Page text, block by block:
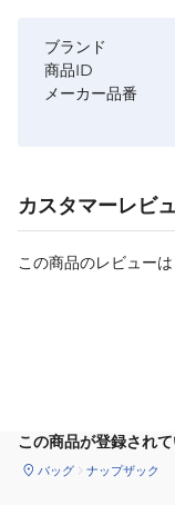
ブランド
商品ID
メーカー品番
カスタマーレビ
この商品のレビューは
この商品が登録され
バッグ ナップザック